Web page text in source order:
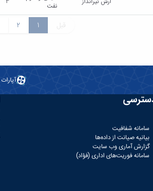
نفت
قبل 1
2
آپارات
سامانه شفافیت
بیانیه صیانت از داده‌ها
گزارش آماری وب‌ سایت
سامانه فوریت‌های اداری (فؤاد)